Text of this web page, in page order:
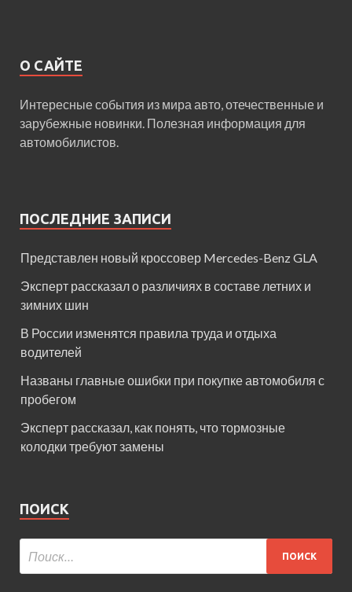
О САЙТЕ
Интересные события из мира авто, отечественные и
зарубежные новинки. Полезная информация для
автомобилистов.
ПОСЛЕДНИЕ ЗАПИСИ
Представлен новый кроссовер Mercedes-Benz GLA
Эксперт рассказал о различиях в составе летних и
зимних шин
В России изменятся правила труда и отдыха
водителей
Названы главные ошибки при покупке автомобиля с
пробегом
Эксперт рассказал, как понять, что тормозные
колодки требуют замены
ПОИСК